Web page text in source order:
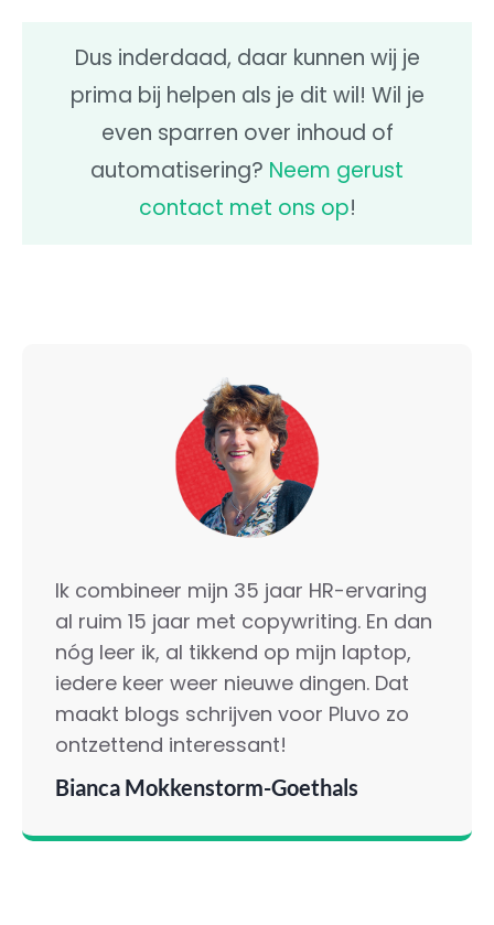
Dus inderdaad, daar kunnen wij je
prima bij helpen als je dit wil! Wil je
even sparren over inhoud of
automatisering? Neem gerust
contact met ons op!
Ik combineer mijn 35 jaar HR-ervaring
al ruim 15 jaar met copywriting. En dan
nóg leer ik, al tikkend op mijn laptop,
iedere keer weer nieuwe dingen. Dat
maakt blogs schrijven voor Pluvo zo
ontzettend interessant!
Bianca Mokkenstorm-Goethals